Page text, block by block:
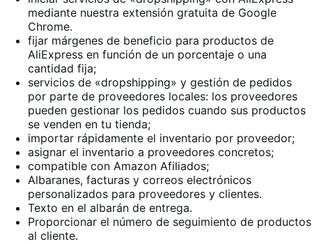
mediante nuestra extensión gratuita de Google
Chrome.
fijar márgenes de beneficio para productos de
AliExpress en función de un porcentaje o una
cantidad fija;
servicios de «dropshipping» y gestión de pedidos
por parte de proveedores locales: los proveedores
pueden gestionar los pedidos cuando sus productos
se venden en tu tienda;
importar rápidamente el inventario por proveedor;
asignar el inventario a proveedores concretos;
compatible con Amazon Afiliados;
Albaranes, facturas y correos electrónicos
personalizados para proveedores y clientes.
Texto en el albarán de entrega.
Proporcionar el número de seguimiento de productos
al cliente.